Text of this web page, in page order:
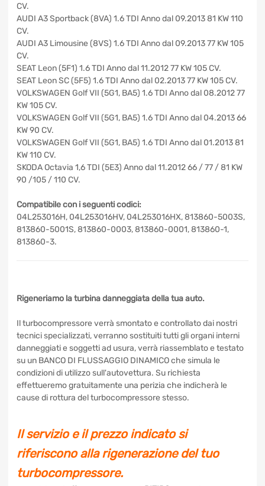
CV.
AUDI A3 Sportback (8VA) 1.6 TDI Anno dal 09.2013 81 KW 110
CV.
AUDI A3 Limousine (8VS) 1.6 TDI Anno dal 09.2013 77 KW 105
CV.
SEAT Leon (5F1) 1.6 TDI Anno dal 11.2012 77 KW 105 CV.
SEAT Leon SC (5F5) 1.6 TDI Anno dal 02.2013 77 KW 105 CV.
VOLKSWAGEN Golf VII (5G1, BA5) 1.6 TDI Anno dal 08.2012 77
KW 105 CV.
VOLKSWAGEN Golf VII (5G1, BA5) 1.6 TDI Anno dal 04.2013 66
KW 90 CV.
VOLKSWAGEN Golf VII (5G1, BA5) 1.6 TDI Anno dal 01.2013 81
KW 110 CV.
SKODA Octavia 1,6 TDI (5E3) Anno dal 11.2012 66 / 77 / 81 KW
90 /105 / 110 CV.
Compatibile con i seguenti codici:
04L253016H, 04L253016HV, 04L253016HX, 813860-5003S,
813860-5001S, 813860-0003, 813860-0001, 813860-1,
813860-3.
Rigeneriamo la turbina danneggiata della tua auto.
Il turbocompressore verrà smontato e controllato dai nostri
tecnici specializzati, verranno sostituiti tutti gli organi interni
danneggiati e soggetti ad usura, verrà riassemblato e testato
su un BANCO DI FLUSSAGGIO DINAMICO che simula le
condizioni di utilizzo sull'autovettura. Su richiesta
effettueremo gratuitamente una perizia che indicherà le
cause di rottura del turbocompressore stesso.
Il servizio e il prezzo indicato si
riferiscono alla rigenerazione del tuo
turbocompressore.